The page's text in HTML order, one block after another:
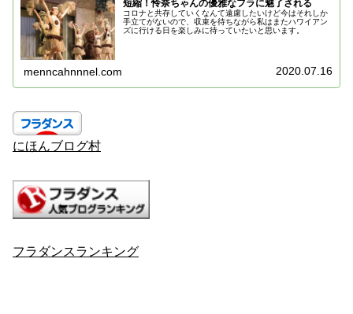
短縮！怜奈ちゃんの優雅なフラに魅了される
コロナと共存していくなんて遠慮したいけど今はそれしか
手立てがないので、収束を待ちながら私はまたハワイアン
ズに行ける日を楽しみに待っていたいと思います。
menncahnnnel.com 2020.07.16
にほんブログ村
フラダンスランキング